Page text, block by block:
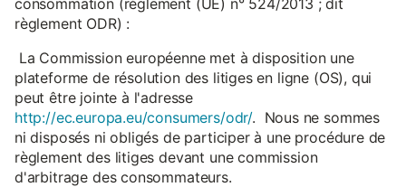
règlement ODR) :
La Commission européenne met à disposition une
plateforme de résolution des litiges en ligne (OS), qui
peut être jointe à l'adresse
http://ec.europa.eu/consumers/odr/. Nous ne sommes
ni disposés ni obligés de participer à une procédure de
règlement des litiges devant une commission
d'arbitrage des consommateurs.